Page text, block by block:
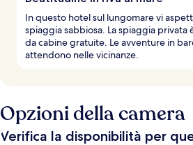
In questo hotel sul lungomare vi
spiaggia sabbiosa. La spiaggia
da cabine gratuite. Le avventure in
attendono nelle vicinanze.
Opzioni della camera
Verifica la disponibilità per